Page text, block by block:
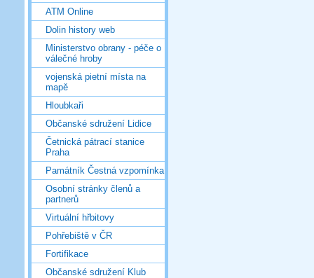
ATM Online
Dolin history web
Ministerstvo obrany - péče o
válečné hroby
vojenská pietní místa na
mapě
Hloubkaři
Občanské sdružení Lidice
Četnická pátrací stanice
Praha
Památník Čestná vzpomínka
Osobní stránky členů a
partnerů
Virtuální hřbitovy
Pohřebiště v ČR
Fortifikace
Občanské sdružení Klub